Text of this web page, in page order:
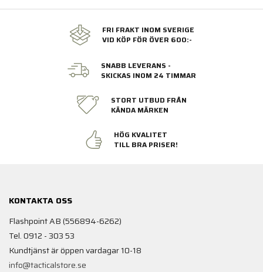
FRI FRAKT INOM SVERIGE
VID KÖP FÖR ÖVER 600:-
SNABB LEVERANS -
SKICKAS INOM 24 TIMMAR
STORT UTBUD FRÅN
KÄNDA MÄRKEN
HÖG KVALITET
TILL BRA PRISER!
KONTAKTA OSS
Flashpoint AB (556894-6262)
Tel. 0912 - 303 53
Kundtjänst är öppen vardagar 10-18
info@tacticalstore.se